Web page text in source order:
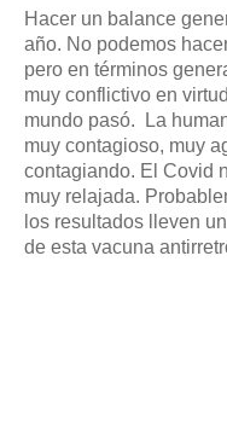
Hacer un balance
año. No podemos
pero en términos
muy conflictivo en
mundo pasó.
La
muy contagioso, muy
contagiando. El Covid
muy relajada.
los resultados lleven
de esta vacuna